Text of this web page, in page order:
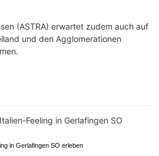
(ASTRA) erwartet zudem auch auf
und den Agglomerationen
in Gerlafingen SO erleben